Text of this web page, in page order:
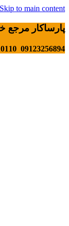
Skip to main content
پارساکار مرجع
09123256894 021-86010110